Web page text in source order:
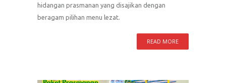
hidangan prasmanan yang disajikan dengan
beragam pilihan menu lezat.
READ MORE